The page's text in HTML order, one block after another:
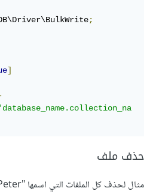
;
]
'database_name.collection_na
حذف ملف
مثال لحذف كل الملفات التي اسمها "Peter":